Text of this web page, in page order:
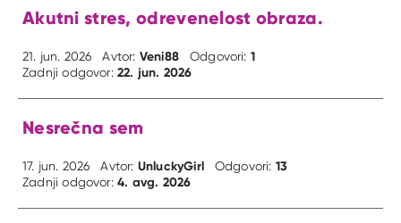
Akutni stres, odrevenelost obraza.
21. jun. 2026 Avtor: Veni88 Odgovori: 1
Zadnji odgovor:22. jun. 2026
Nesrečna sem
17. jun. 2026 Avtor: UnluckyGirl Odgovori: 13
Zadnji odgovor:4. avg. 2026